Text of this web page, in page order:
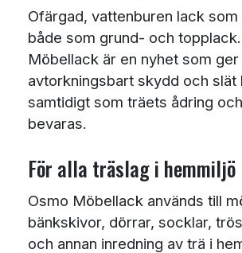
Ofärgad, vattenburen lack
både som grund- och
Möbellack är en nyhet som
avtorkningsbart skydd och slät
samtidigt som träets ådring
bevaras.
För alla träslag i hemmiljö
Osmo Möbellack används till
bänkskivor, dörrar, socklar,
och annan inredning av trä i